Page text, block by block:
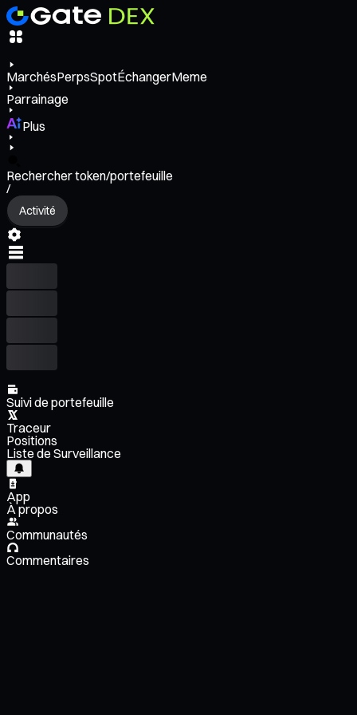
MarchésPerpsSpotÉchangerMeme
Parrainage
Plus
Rechercher token/portefeuille
/
Activité
Suivi de portefeuille
Traceur
Positions
Liste de Surveillance
App
À propos
Communautés
Commentaires